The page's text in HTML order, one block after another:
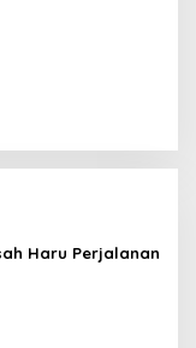
Haru Perjalanan